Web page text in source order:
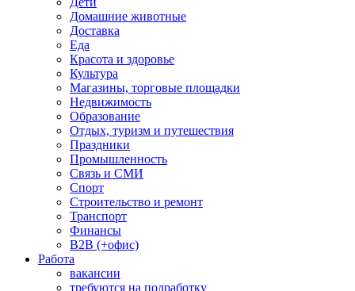
Домашние животные
Доставка
Еда
Красота и здоровье
Культура
Магазины, торговые площадки
Недвижимость
Образование
Отдых, туризм и путешествия
Праздники
Промышленность
Связь и СМИ
Спорт
Строительство и ремонт
Транспорт
Финансы
B2B (+офис)
Работа
вакансии
требуются на подработку